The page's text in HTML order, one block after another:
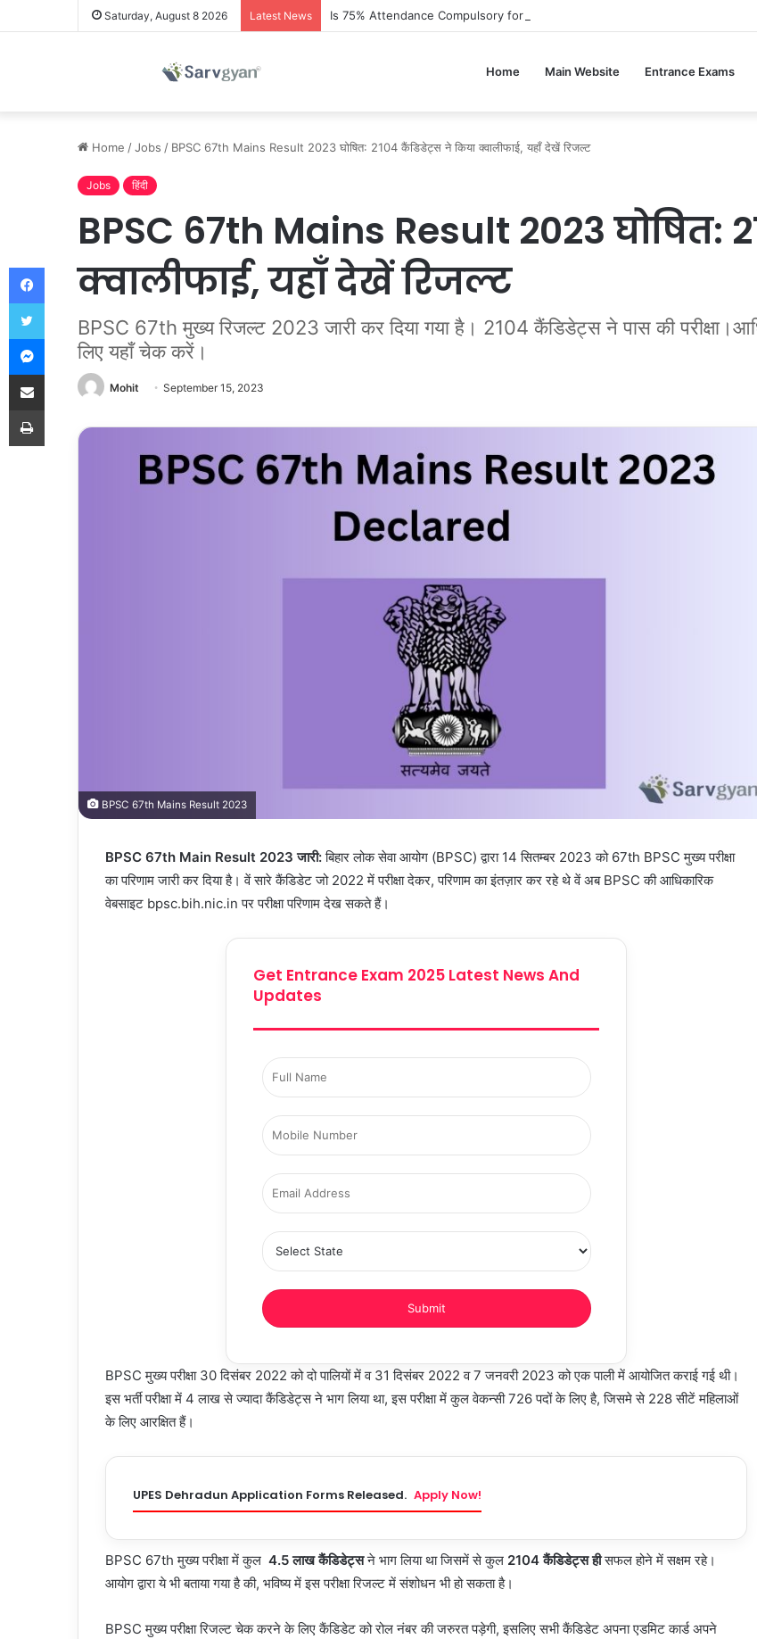
Saturday, August 8 2026 Latest News Is 75% Attendance Compulsory for CBSE Board Exams?
Home Main Website Entrance Exams
Home /Jobs / BPSC 67th Mains Result 2023 घोषित: 2104 कैंडिडेट्स ने किया क्वालीफाई, यहाँ देखें रिजल्ट
Jobs हिंदी
BPSC 67th Mains Result 2023 घोषित:
क्वालीफाई, यहाँ देखें रिजल्ट
BPSC 67th मुख्य रिजल्ट 2023 जारी कर दिया गया है। 2104 कैंडिडेट्स ने पास की
लिए यहाँ चेक करें।
Mohit September 15, 2023
BPSC 67th Mains Result 2023
BPSC 67th Main Result 2023 जारी:बिहार लोक सेवा आयोग (BPSC) द्वारा 14 सितम्बर 2023 को 67th BPSC मुख्य परीक्षा
का परिणाम जारी कर दिया है। वें सारे कैंडिडेट जो 2022 में परीक्षा देकर, परिणाम का इंतज़ार कर रहे थे वें अब BPSC की आधिकारिक
वेबसाइट bpsc.bih.nic.in पर परीक्षा परिणाम देख सकते हैं।
Get Entrance Exam 2025 Latest News And
Updates
BPSC मुख्य परीक्षा 30 दिसंबर 2022 को दो पालियों में व 31 दिसंबर 2022 व 7 जनवरी 2023 को एक पाली में आयोजित कराई गई थी।
इस भर्ती परीक्षा में 4 लाख से ज्यादा कैंडिडेट्स ने भाग लिया था, इस परीक्षा में कुल वेकन्सी 726 पदों के लिए है, जिसमे से 228 सीटें महिलाओं
के लिए आरक्षित हैं।
UPES Dehradun Application Forms Released. Apply Now!
BPSC 67th मुख्य परीक्षा में कुल 4.5 लाख कैंडिडेट्सने भाग लिया था जिसमें से कुल 2104 कैंडिडेट्स हीसफल होने में सक्षम रहे।
आयोग द्वारा ये भी बताया गया है की, भविष्य में इस परीक्षा रिजल्ट में संशोधन भी हो सकता है।
BPSC मुख्य परीक्षा रिजल्ट चेक करने के लिए कैंडिडेट को रोल नंबर की जरुरत पड़ेगी, इसलिए सभी कैंडिडेट अपना एडमिट कार्ड अपने
Facebook
Twitter
Messenger
Share via Email